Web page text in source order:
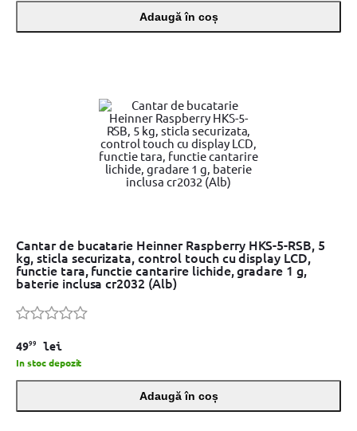
Adaugă în coș
Cantar de bucatarie Heinner Raspberry HKS-5-RSB, 5
kg, sticla securizata, control touch cu display LCD,
functie tara, functie cantarire lichide, gradare 1 g,
baterie inclusa cr2032 (Alb)
4999 lei
In stoc depozit
Adaugă în coș